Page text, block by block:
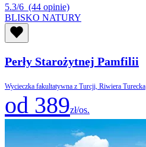
5.3/6 (44 opinie)
BLISKO NATURY
Perły Starożytnej Pamfilii
Wycieczka fakultatywna z Turcji, Riwiera Turecka
od 389zł/os.